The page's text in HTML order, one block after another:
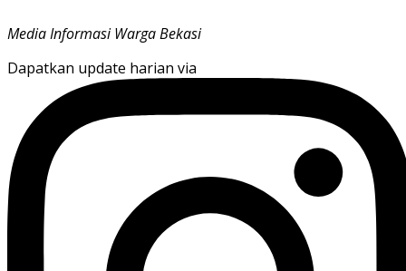
Media Informasi Warga Bekasi
Dapatkan update harian via